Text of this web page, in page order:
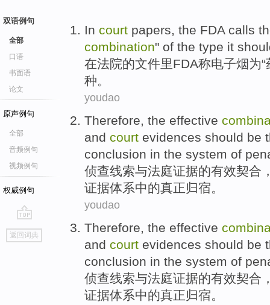
双语例句
全部
口语
书面语
论文
原声例句
全部
音频例句
视频例句
权威例句
go
top
返回词典
In court papers, the FDA calls
combination" of the type it
在法院的文件里FDA称电子烟为“
种。
youdao
Therefore, the effective
and court evidences should be
conclusion in the system of
侦查线索与法庭证据的有效契合
证据体系中的真正归宿。
youdao
Therefore, the effective
and court evidences should be
conclusion in the system of
侦查线索与法庭证据的有效契合
证据体系中的真正归宿 。